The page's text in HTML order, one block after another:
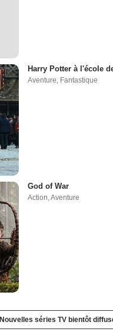
Harry Potter à l'école
Aventure, Fantastique
God of War
Action ,Aventure
Nouvelles séries TV bientôt